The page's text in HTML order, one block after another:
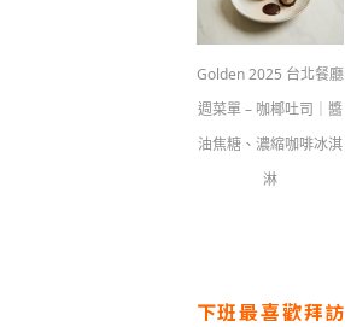
Golden 2025 台北餐廳
週菜單 – 咖椰吐司｜醬
油焦糖、濃縮咖啡冰淇
淋
下班最喜歡拜訪